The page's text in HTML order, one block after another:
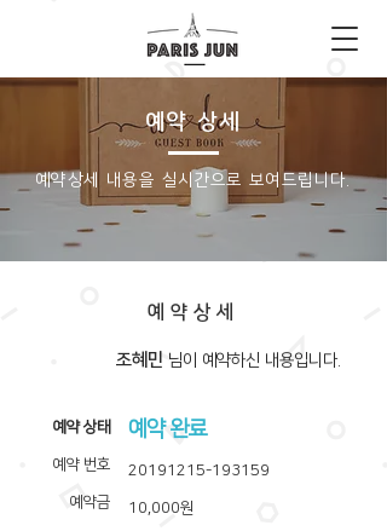
예약 상세
​예약상세 내용을 실시간으로 보여드립니다.
예약상세
조혜민 ​님이 예약하신 내용입니다.
​예약 상태
예약 번호
예약금
예약 완료
20191215-193159
10,000원